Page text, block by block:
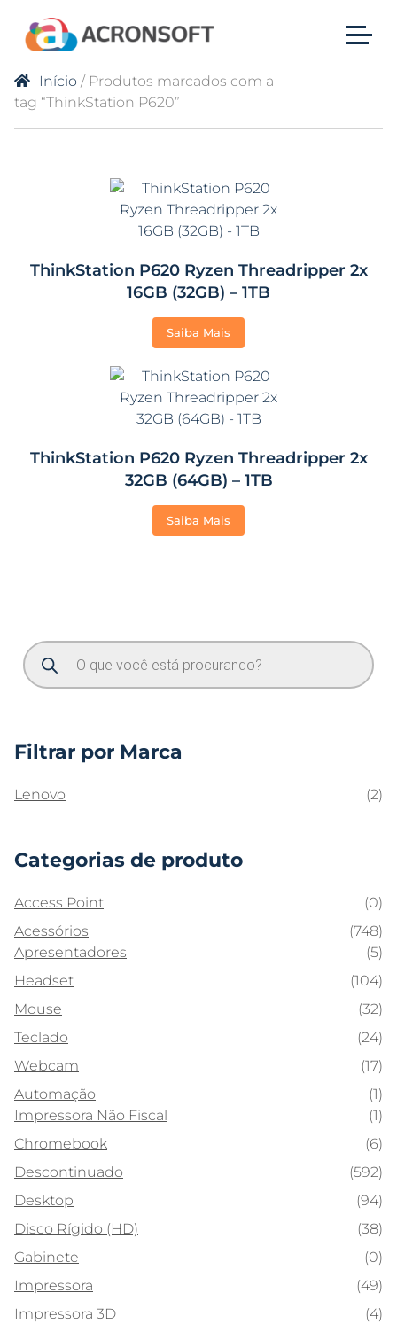
Início / Produtos marcados com a
tag “ThinkStation P620”
ThinkStation P620 Ryzen Threadripper 2x
16GB (32GB) – 1TB
Saiba Mais
ThinkStation P620 Ryzen Threadripper 2x
32GB (64GB) – 1TB
Saiba Mais
Filtrar por Marca
Lenovo (2)
Categorias de produto
Access Point
(0)
Acessórios
(748)
Apresentadores
(5)
Headset
(104)
Mouse
(32)
Teclado
(24)
Webcam
(17)
Automação
(1)
Impressora Não Fiscal
(1)
Chromebook
(6)
Descontinuado
(592)
Desktop
(94)
Disco Rígido (HD)
(38)
Gabinete
(0)
Impressora
(49)
Impressora 3D
(4)